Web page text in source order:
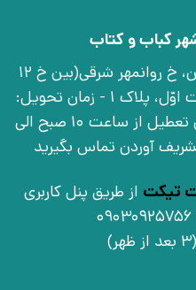
کباب و کتاب
تهران، خ انقلاب، خ 12 فروردین، خ روانمهر شرقی(بین خ 12
فروردین و خ فخر رازی)، بن‌بست اوّل، پلاک 1 - زمان تحویل:
شنبه تا چهارشنبه به جز روزهای تعطیل از ساعت 10 صبح الی
تیکت از طریق پنل کاربری